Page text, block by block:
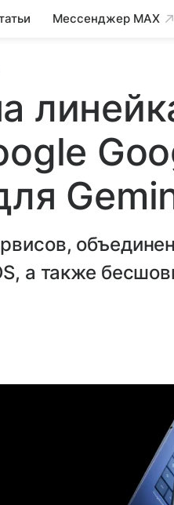
Мессенджер MAX
а также